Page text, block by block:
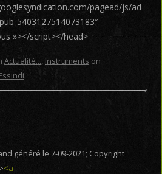
pagead/js/ad
5403127514073183″
»></script></head>
Actualité... Instruments on
.
généré le 7-09-2021; Copyright
<a